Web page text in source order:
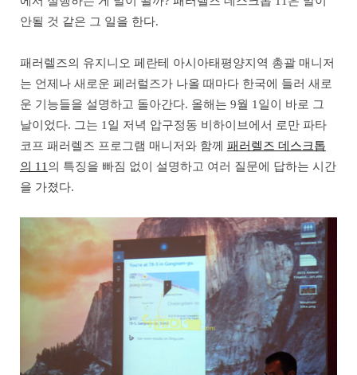
안될 것 같은 그 일을 한다.
패러렐즈의 유지니오 페란테 아시아태평양지역 총괄 매니저
는 언제나 새로운 페러럴즈가 나올 때마다 한국에 들러 새로
운 기능들을 설명하고 돌아간다. 올해는 9월 1일이 바로 그
날이었다. 그는 1일 저녁 압구정동 비하이브에서 로만 파타
코프 패러렐즈 프로그램 매니저와 함께 패러렐즈 데스크톱
의 11 의 특징을 빠짐 없이 설명하고 여러 질문에 답하는 시간
을 가졌다.